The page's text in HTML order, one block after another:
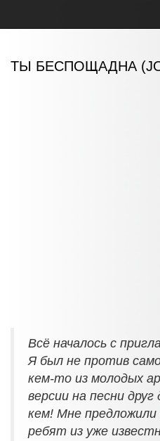
ТЫ БЕСПОЩАДНА
Всё началось с
Я был не против
кем-то из молодых
версии на песни
кем! Мне предложили
ребят из уже